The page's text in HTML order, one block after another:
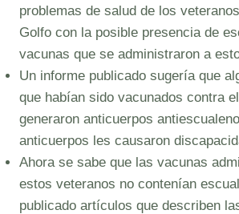
problemas de salud de los
Golfo con la posible presencia de
vacunas que se administraron a
Un informe publicado sugería que
que habían sido vacunados contra
generaron anticuerpos
anticuerpos les causaron
Ahora se sabe que las vacunas
estos veteranos no contenían
publicado artículos que describen